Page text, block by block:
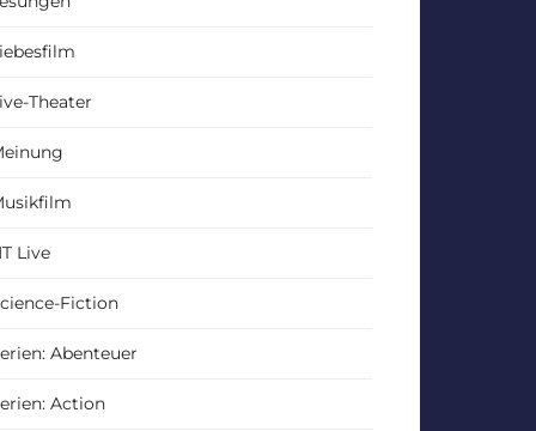
Theater
Live
Fiction
Abenteuer
Action